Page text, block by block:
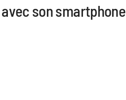
son smartphone